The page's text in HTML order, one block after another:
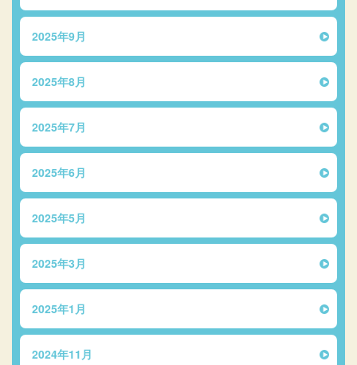
2025年9月
2025年8月
2025年7月
2025年6月
2025年5月
2025年3月
2025年1月
2024年11月